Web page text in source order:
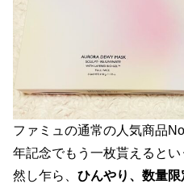
ファミュの通常の人気商品
年記念でもう一枚貰えるとい
然し乍ら、 ひんやり、数量限